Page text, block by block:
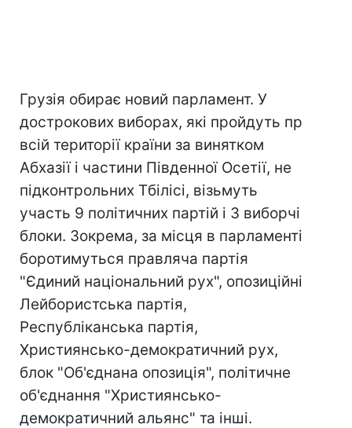
Грузія обирає новий парламент. У
дострокових виборах, які пройдуть пр
всій території країни за винятком
Абхазії і частини Південної Осетії, не
підконтрольних Тбілісі, візьмуть
участь 9 політичних партій і 3 виборчі
блоки. Зокрема, за місця в парламенті
боротимуться правляча партія
"Єдиний національний рух", опозиційні
Лейбористська партія,
Республіканська партія,
Християнсько-демократичний рух,
блок "Об'єднана опозиція", політичне
об'єднання "Християнсько-
демократичний альянс" та інші.